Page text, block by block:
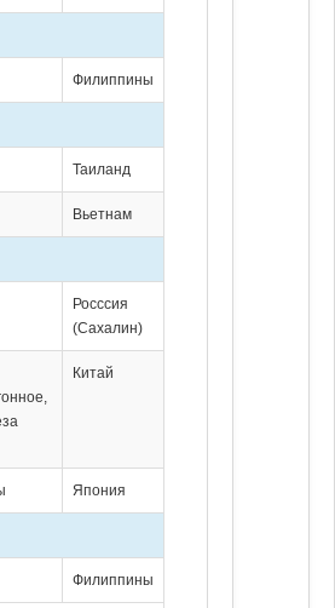
Филиппины
Таиланд
Вьетнам
Росссия
(Сахалин)
Китай
Япония
Филиппины